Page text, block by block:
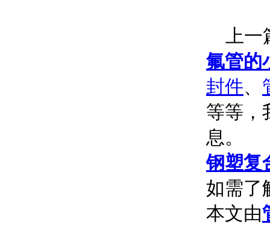
上一
氟管的
封件、
等等，
息。
钢塑复
如需了
本文由